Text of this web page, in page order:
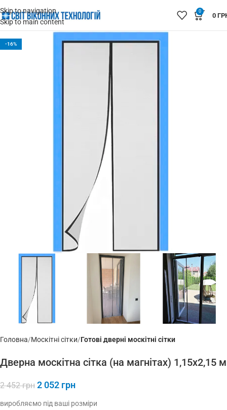
Skip to navigation
Skip to main content
0
0
-16%
Головна Москітні сітки Готові дверні москітні сітки
Дверна москітна сітка (на магнітах) 1,15х2,15 м
2 452грн 2 052 грн
виробляємо під ваші розміри